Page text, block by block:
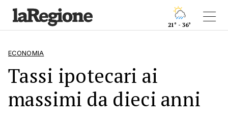
21° - 36°
ECONOMIA
Tassi ipotecari ai
massimi da dieci anni